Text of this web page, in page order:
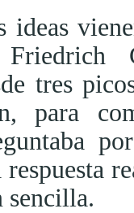
ideas
tres
para
sencilla.